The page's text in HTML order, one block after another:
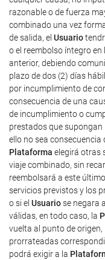
razonable o de fuerza
combinado una vez
de salida, el Usuario
o el reembolso íntegro
anterior, debiendo
plazo de dos (2) días
por incumplimiento de
consecuencia de una
de incumplimiento o
prestados que supongan
ello no sea consecuencia
Plataforma elegirá otras
viaje combinado, sin
reembolsará a este
servicios previstos y los
o si el Usuariose negara
válidas, en todo caso, la
vuelta al punto de
prorrateadas
podrá exigir a la